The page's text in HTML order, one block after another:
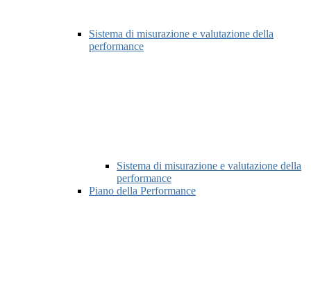
Sistema di misurazione e valutazione della
performance
Sistema di misurazione e valutazione della
performance
Piano della Performance